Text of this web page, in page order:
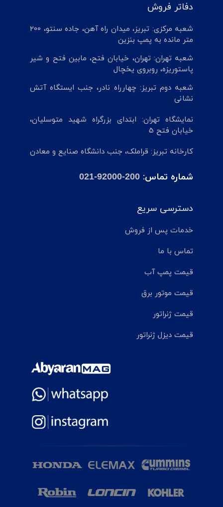
دفاتر فروش
شعبه مرکزی: تبریز، میدان راه آهن، جاده سنتو، 200
متر مانده به پمپ بنزین
شعبه تهران: تهران، خیابان فتح، مابین فتح و شیر
پاستوریزه، روبروی یخچال
شعبه دوم تبریز: چهارراه نادر، جنب ایستگاه آتش
نشانی
نمایشگاه تهران: ابتدای بزرگراه شهید متوسلیان،
خیابان فتح 5
کارخانه تبریز: قراملک، جنب دانشگاه صنایع و معادن
شماره تماس: 021-92000-200
دسترسی سریع
خدمات پس از فروش
تماس با ما
قیمت پمپ آب
قیمت موتور برق
قیمت ژنراتور
قیمت دیزل ژنراتور